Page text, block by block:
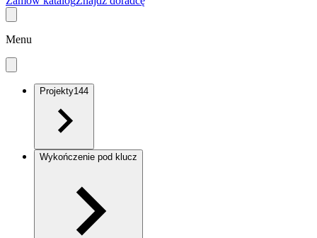
Menu
Projekty144
Wykończenie pod klucz